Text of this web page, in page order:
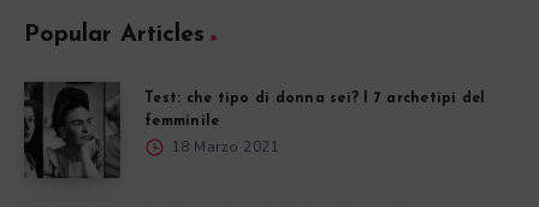
Popular Articles
Test: che tipo di donna sei? I 7 archetipi del
femminile
18 Marzo 2021